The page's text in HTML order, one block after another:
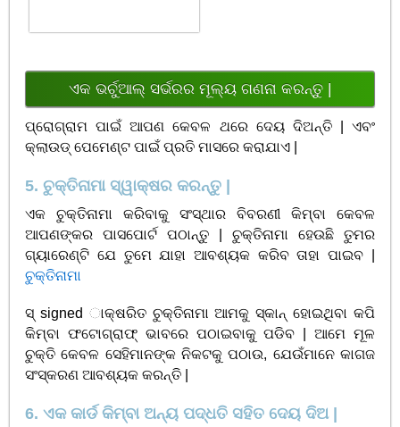
ଏକ ଭର୍ଚୁଆଲ୍ ସର୍ଭରର ମୂଲ୍ୟ ଗଣନା କରନ୍ତୁ |
ପ୍ରୋଗ୍ରାମ ପାଇଁ ଆପଣ କେବଳ ଥରେ ଦେୟ ଦିଅନ୍ତି | ଏବଂ
କ୍ଲାଉଡ୍ ପେମେଣ୍ଟ ପାଇଁ ପ୍ରତି ମାସରେ କରାଯାଏ |
5. ଚୁକ୍ତିନାମା ସ୍ୱାକ୍ଷର କରନ୍ତୁ |
ଏକ ଚୁକ୍ତିନାମା କରିବାକୁ ସଂସ୍ଥାର ବିବରଣୀ କିମ୍ବା କେବଳ
ଆପଣଙ୍କର ପାସପୋର୍ଟ ପଠାନ୍ତୁ | ଚୁକ୍ତିନାମା ହେଉଛି ତୁମର
ଗ୍ୟାରେଣ୍ଟି ଯେ ତୁମେ ଯାହା ଆବଶ୍ୟକ କରିବ ତାହା ପାଇବ |
ଚୁକ୍ତିନାମା
ସ୍ signed ାକ୍ଷରିତ ଚୁକ୍ତିନାମା ଆମକୁ ସ୍କାନ୍ ହୋଇଥିବା କପି
କିମ୍ବା ଫଟୋଗ୍ରାଫ୍ ଭାବରେ ପଠାଇବାକୁ ପଡିବ | ଆମେ ମୂଳ
ଚୁକ୍ତି କେବଳ ସେହିମାନଙ୍କ ନିକଟକୁ ପଠାଉ, ଯେଉଁମାନେ କାଗଜ
ସଂସ୍କରଣ ଆବଶ୍ୟକ କରନ୍ତି |
6. ଏକ କାର୍ଡ କିମ୍ବା ଅନ୍ୟ ପଦ୍ଧତି ସହିତ ଦେୟ ଦିଅ |